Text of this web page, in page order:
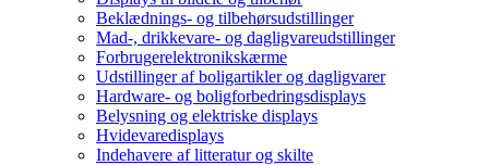
Beklædnings- og tilbehørsudstillinger
Mad-, drikkevare- og dagligvareudstillinger
Forbrugerelektronikskærme
Udstillinger af boligartikler og dagligvarer
Hardware- og boligforbedringsdisplays
Belysning og elektriske displays
Hvidevaredisplays
Indehavere af litteratur og skilte